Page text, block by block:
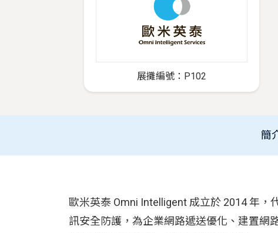
展攤編號：P102
簡
歐米英泰 Omni Intelligent 成立於 2014 年
訊安全防護，為企業網路遞送優化、建置網